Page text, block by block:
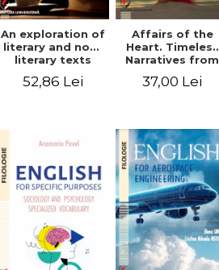
An exploration of
literary and non-
literary texts
52,86 Lei
Affairs of the
Heart. Timeless
Narratives from
World. Volume
37,00 Lei